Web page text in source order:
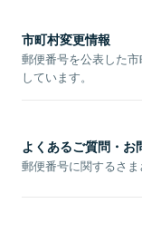
市町村変更情報
郵便番号を公表した
しています。
よくあるご質問・お
郵便番号に関するさま